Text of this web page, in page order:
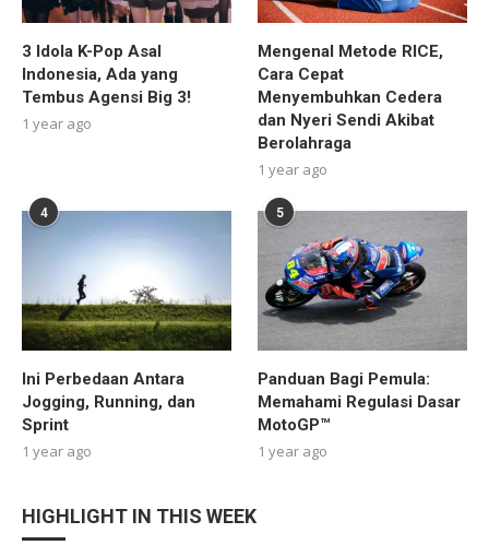
3 Idola K-Pop Asal
Indonesia, Ada yang
Tembus Agensi Big 3!
1 year ago
Mengenal Metode RICE,
Cara Cepat
Menyembuhkan Cedera
dan Nyeri Sendi Akibat
Berolahraga
1 year ago
4
Ini Perbedaan Antara
Jogging, Running, dan
Sprint
1 year ago
5
Panduan Bagi Pemula:
Memahami Regulasi Dasar
MotoGP™
1 year ago
HIGHLIGHT IN THIS WEEK